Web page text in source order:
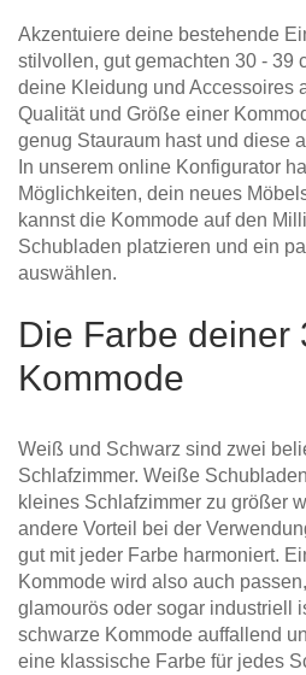
Akzentuiere deine bestehende
stilvollen, gut gemachten 30 - 39
deine Kleidung und Accessoires
Qualität und Größe einer
genug Stauraum hast und diese
In unserem online Konfigurator
Möglichkeiten, dein neues
kannst die Kommode auf den
Schubladen platzieren und ein
auswählen.
Die Farbe deiner
Kommode
Weiß und Schwarz sind zwei
Schlafzimmer. Weiße
kleines Schlafzimmer zu größer
andere Vorteil bei der
gut mit jeder Farbe harmoniert.
Kommode wird also auch
glamourös oder sogar industriell
schwarze Kommode auffallend
eine klassische Farbe für jedes